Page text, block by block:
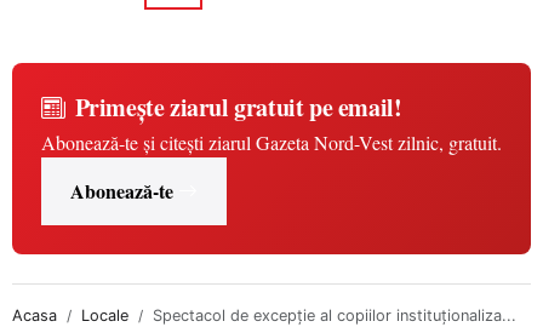
Primește ziarul gratuit pe email!
Abonează-te și citești ziarul Gazeta Nord-Vest zilnic, gratuit.
Abonează-te
Acasa Locale Spectacol de excepţie al copiilor instituţionaliza...